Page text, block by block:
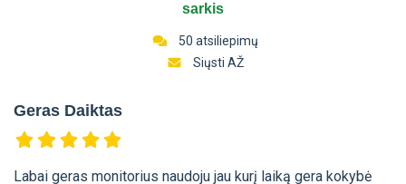
sarkis
50 atsiliepimų
Siųsti AŽ
Geras Daiktas
Labai geras monitorius naudoju jau kurį laiką gera kokybė